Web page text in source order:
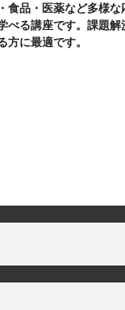
食品・医薬など多様
べる講座です。課題
方に最適です。